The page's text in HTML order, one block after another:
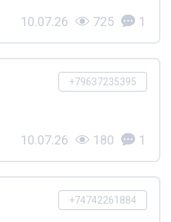
10.07.26 725 1
+79637235395
10.07.26 180 1
+74742261884